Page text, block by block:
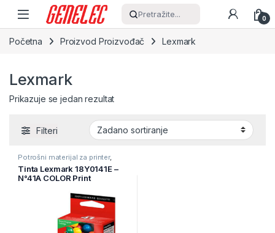
Skip to navigation
Skip to content
Pretražite... 0
Početna Proizvod Proizvođač Lexmark
Lexmark
Prikazuje se jedan rezultat
Filteri
Potrošni materijal za printer,
Printeri i Skeneri Tinte
Tinta Lexmark 18Y0141E –
N°41A COLOR Print